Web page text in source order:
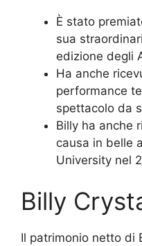
È stato
sua
edizione degli
Ha anche
performance
spettacolo da
Billy ha anche
causa in belle
University nel
Billy
Il patrimonio netto di